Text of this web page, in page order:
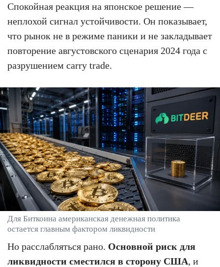
Спокойная реакция на японское решение —
неплохой сигнал устойчивости. Он показывает,
что рынок не в режиме паники и не закладывает
повторение августовского сценария 2024 года с
разрушением carry trade.
Для Биткоина американская денежная политика
остается главным фактором ликвидности
Но расслабляться рано. Основной риск для
ликвидности сместился в сторону США, и